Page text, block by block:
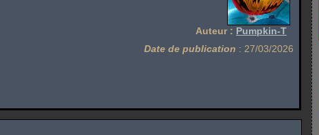
Auteur : Pumpkin-T
Date de publication : 27/03/2026